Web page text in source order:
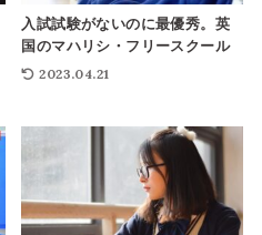
入試試験がないのに最優秀。英
国のマハリシ・フリースクール
2023.04.21